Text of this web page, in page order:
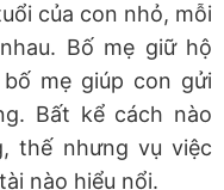
của con nhỏ, mỗi
Bố mẹ giữ hộ
mẹ giúp con gửi
Bất kể cách nào
thế nhưng vụ việc
nào hiểu nổi.